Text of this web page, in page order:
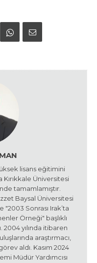
lisans eğitimini
Kırıkkale Üniversitesi
tamamlamıştır.
Baysal Üniversitesi
"2003 Sonrası Irak’ta
Örneği" başlıklı
2004 yılında itibaren
araştırmacı,
aldı. Kasım 2024
Müdür Yardımcısı